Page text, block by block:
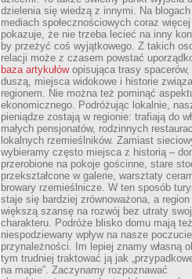
dzielenia się wiedzą z innymi. Na
mediach społecznościowych coraz
pokazuje, że nie trzeba lecieć na inny
by przeżyć coś wyjątkowego. Z takich
relacji może z czasem powstać
baza artykułówopisująca trasy spacerów,
duszą, miejsca widokowe i historie
regionem. Nie można też pominąć
ekonomicznego. Podróżując lokalnie,
pieniądze zostają w regionie: trafiają do
małych pensjonatów, rodzinnych
lokalnych rzemieślników. Zamiast
wybieramy często miejsca z historią –
przerobione na pokoje gościnne, stare
przekształcone w galerie, warsztaty
browary rzemieślnicze. W ten sposób
staje się bardziej zrównoważona, a region
większą szansę na rozwój bez utraty
charakteru. Podróże blisko domu mają też
niespodziewany wpływ na nasze poczucie
przynależności. Im lepiej znamy własną
tym trudniej traktować ją jak
na mapie”. Zaczynamy rozpoznawać